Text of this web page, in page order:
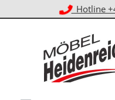
Zum HauptinhaltKostenloser